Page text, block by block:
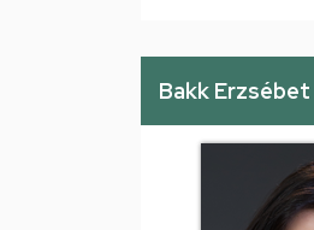
Bakk Erzsébet